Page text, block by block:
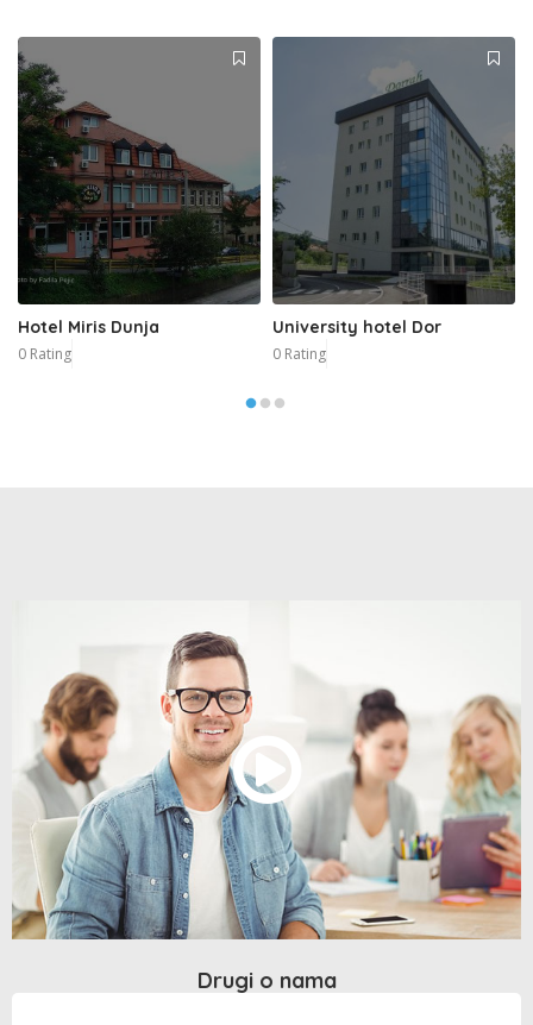
Hotel Miris Dunja
0 Rating
University hotel Dor
0 Rating
Drugi o nama